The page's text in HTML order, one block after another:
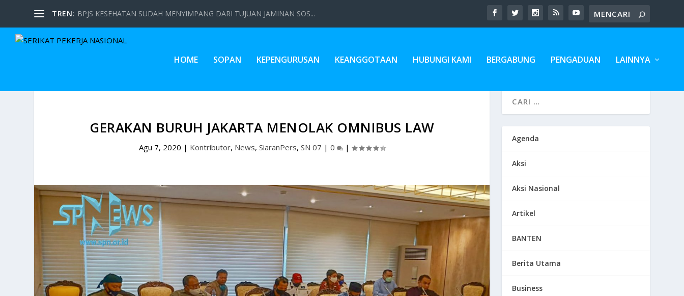
TREN: BPJS KESEHATAN SUDAH MENYIMPANG DARI TUJUAN JAMINAN SOS...
HOME SOPAN KEPENGURUSAN KEANGGOTAAN HUBUNGI KAMI BERGABUNG PENGADUAN LAINNYA
GERAKAN BURUH JAKARTA MENOLAK OMNIBUS LAW
Agu 7, 2020 | Kontributor, News, SiaranPers, SN 07 | 0 |
Agenda
Aksi
Aksi Nasional
Artikel
BANTEN
Berita Utama
Business